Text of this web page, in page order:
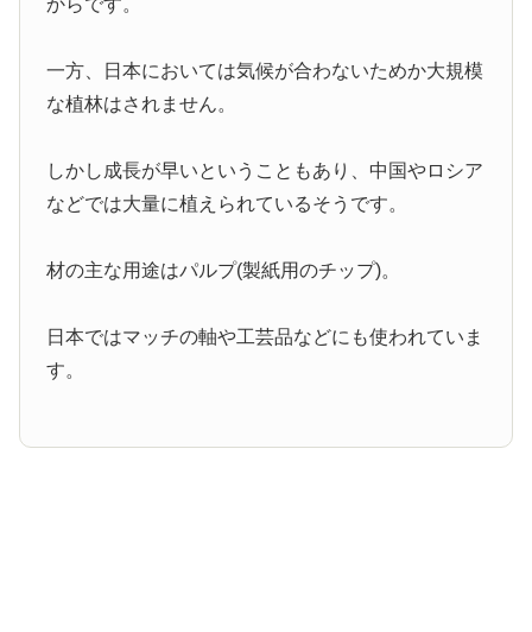
一方、日本においては気候が合わないためか大規模
な植林はされません。
しかし成長が早いということもあり、中国やロシア
などでは大量に植えられているそうです。
材の主な用途はパルプ(製紙用のチップ)。
日本ではマッチの軸や工芸品などにも使われていま
す。